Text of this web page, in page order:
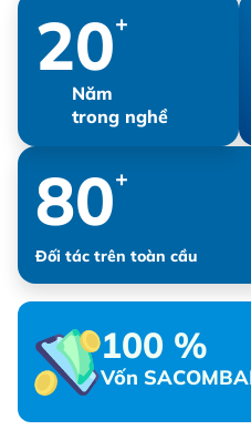
20+
Năm
trong nghề
80+
Đối tác trên toàn cầu
100 %
Vốn